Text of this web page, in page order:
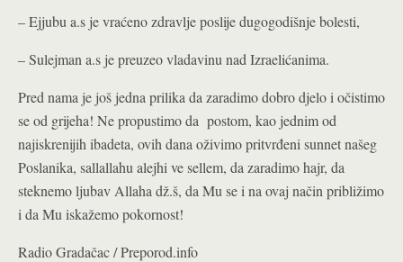
– Ejjubu a.s je vraćeno zdravlje poslije dugogodišnje bolesti,
– Sulejman a.s je preuzeo vladavinu nad Izraelićanima.
Pred nama je još jedna prilika da zaradimo dobro djelo i očistimo
se od grijeha! Ne propustimo da postom, kao jednim od
najiskrenijih ibadeta, ovih dana oživimo pritvrđeni sunnet našeg
Poslanika, sallallahu alejhi ve sellem, da zaradimo hajr, da
steknemo ljubav Allaha dž.š, da Mu se i na ovaj način približimo
i da Mu iskažemo pokornost!
Radio Gradačac / Preporod.info